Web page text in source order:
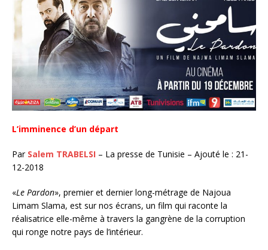
L’imminence d’un départ
Par Salem TRABELSI – La presse de Tunisie – Ajouté le : 21-
12-2018
«Le Pardon», premier et dernier long-métrage de Najoua
Limam Slama, est sur nos écrans, un film qui raconte la
réalisatrice elle-même à travers la gangrène de la corruption
qui ronge notre pays de l’intérieur.